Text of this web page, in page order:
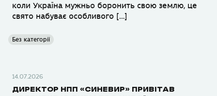
коли Україна мужньо боронить свою землю, це
свято набуває особливого […]
Без категорії
14.07.2026
ДИРЕКТОР НПП «СИНЕВИР» ПРИВІТАВ